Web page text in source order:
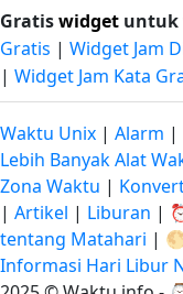
Gratiswidget untuk
Gratis | Widget Jam
| Widget Jam Kata
Waktu Unix | Alarm |
Lebih Banyak Alat
Zona Waktu |
| Artikel | Liburan |
tentang Matahari |
Informasi Hari Libur